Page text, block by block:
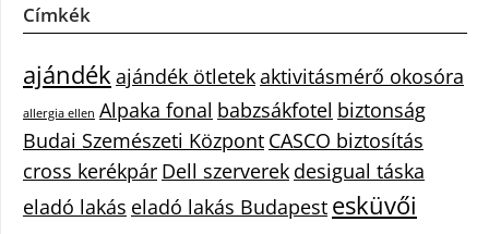
Címkék
ajándékajándék ötletekaktivitásmérő okosóra
allergia ellen Alpaka fonal babzsákfotel biztonság
Budai Szemészeti Központ CASCO biztosítás
cross kerékpár Dell szerverek desigual táska
eladó lakás eladó lakás Budapest esküvői